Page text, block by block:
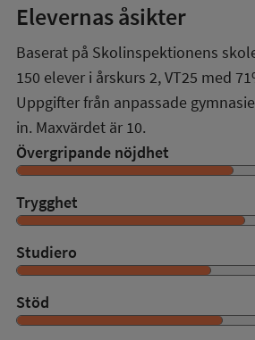
Elevernas åsikter
Baserat på Skolinspektionens
150 elever i årskurs 2,VT25 med
Uppgifter från anpassade
in. Maxvärdet är 10.
Övergripande nöjdhet
Trygghet
Studiero
Stöd